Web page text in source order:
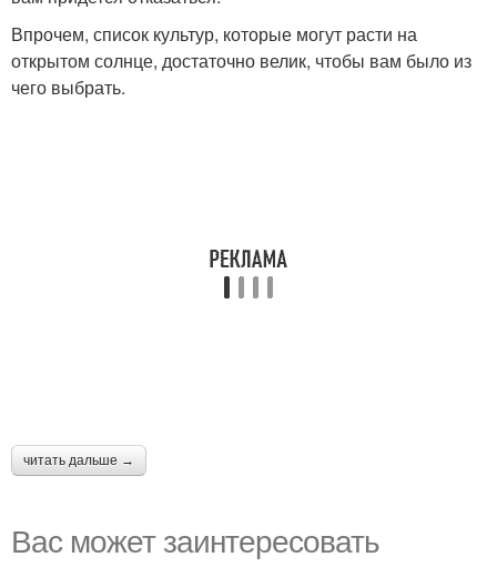
Впрочем, список культур, которые могут расти на
открытом солнце, достаточно велик, чтобы вам было из
чего выбрать.
читать дальше →
Вас может заинтересовать